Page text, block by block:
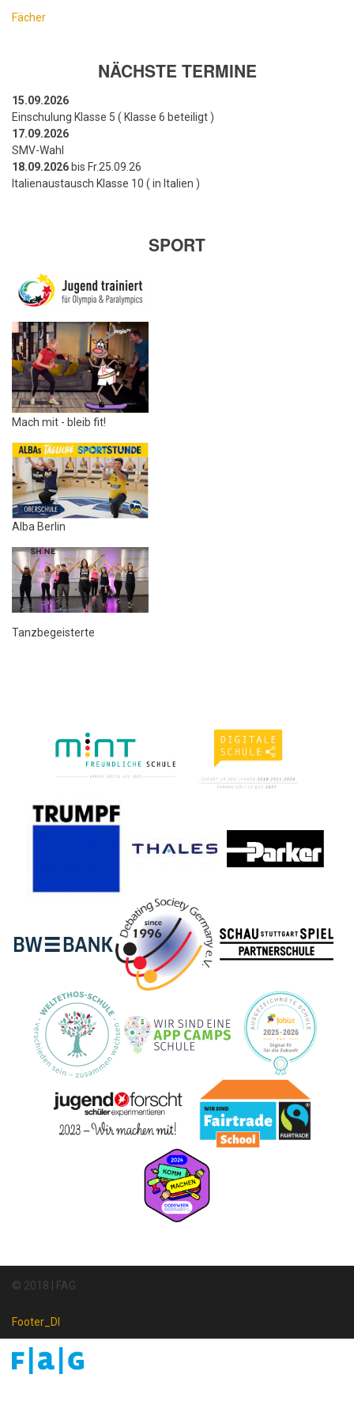
Fächer
NÄCHSTE TERMINE
15.09.2026
Einschulung Klasse 5 ( Klasse 6 beteiligt )
17.09.2026
SMV-Wahl
18.09.2026 bis Fr.25.09.26
Italienaustausch Klasse 10 ( in Italien )
SPORT
Mach mit - bleib fit!
Alba Berlin
Tanzbegeisterte
© 2018 | FAG
Footer_DI